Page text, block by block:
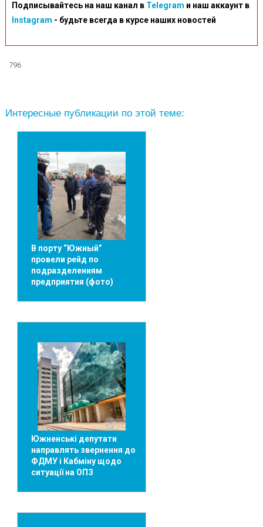
Подписывайтесь на наш канал в Telegram и наш аккаунт в
Instagram - будьте всегда в курсе наших новостей
796
Интересные публикации по этой теме:
В порту “Южный”
провели рейд по
подразделениям
предприятия (фото)
Южненські депутати
направлять звернення до
ФДМУ і Кабміну щодо
ситуації на ОПЗ